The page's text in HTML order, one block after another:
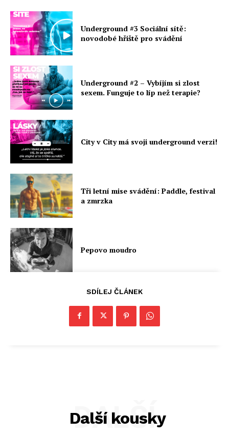
Underground #3 Sociální sítě:
novodobé hřiště pro svádění
Underground #2 – Vybíjím si zlost
sexem. Funguje to líp než terapie?
City v City má svoji underground verzi!
Tři letní mise svádění: Paddle, festival
a zmrzka
Pepovo moudro
SDÍLEJ ČLÁNEK
Další kousky
DALŠÍ